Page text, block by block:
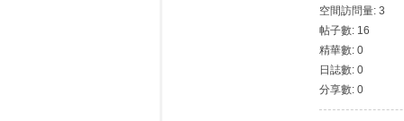
空間訪問量: 3
帖子數: 16
精華數: 0
日誌數: 0
分享數: 0